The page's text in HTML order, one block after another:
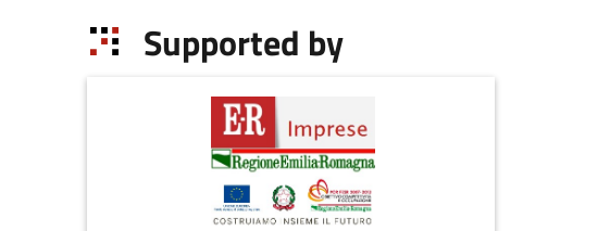
Supported by